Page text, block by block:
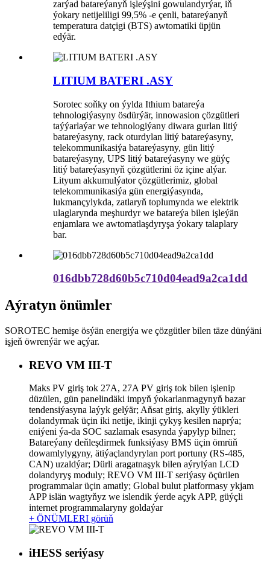
zarýad batareýanyň işleýşini gowulandyrýar, iň
ýokary netijeliligi 99,5% -e çenli, batareýanyň
temperatura datçigi (BTS) awtomatiki üpjün
edýär.
LITIUM BATERI .ASY
Sorotec soňky on ýylda Ithium batareýa
tehnologiýasyny ösdürýär, innowasion çözgütleri
taýýarlaýar we tehnologiýany diwara gurlan litiý
batareýasyny, rack oturdylan litiý batareýasyny,
telekommunikasiýa batareýasyny, gün litiý
batareýasyny, UPS litiý batareýasyny we güýç
litiý batareýasynyň çözgütlerini öz içine alýar.
Lityum akkumulýator çözgütlerimiz, global
telekommunikasiýa gün energiýasynda,
lukmançylykda, zatlaryň toplumynda we elektrik
ulaglarynda meşhurdyr we batareýa bilen işleýän
enjamlara we awtomatlaşdyryşa ýokary talaplary
bar.
016dbb728d60b5c710d04ead9a2ca1dd
Aýratyn önümler
SOROTEC hemişe ösýän energiýa we çözgütler bilen täze dünýäni
işjeň öwrenýär we açýar.
REVO VM III-T
Maks PV giriş tok 27A, 27A PV giriş tok bilen işlenip
düzülen, gün panelindäki impyň ýokarlanmagynyň bazar
tendensiýasyna laýyk gelýär; Aňsat giriş, akylly ýükleri
dolandyrmak üçin iki netije, ikinji çykyş kesilen naprýa;
eniýeni ýa-da SOC sazlamak esasynda ýapylyp bilner;
Batareýany deňleşdirmek funksiýasy BMS üçin ömrüň
dowamlylygyny, ätiýaçlandyrylan port portuny (RS-485,
CAN) uzaldýar; Dürli aragatnaşyk bilen aýrylýan LCD
dolandyryş moduly; REVO VM III-T seriýasy öçürilen
programmalar üçin amatly; Global bulut platformasy ykjam
APP islän wagtyňyz we islendik ýerde açyk APP, güýçli
internet programmalaryny goldaýar
+ ÖNÜMLERI görüň
iHESS seriýasy